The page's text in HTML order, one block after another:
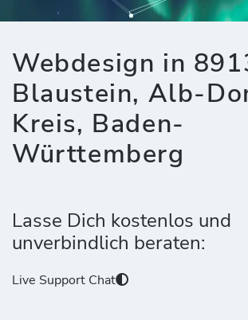
Webdesign in
Blaustein, Alb-
Kreis, Baden-
Württemberg
Lasse Dich kostenlos und
unverbindlich beraten:
Live Support Chat